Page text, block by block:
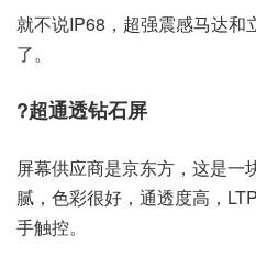
就不说IP68，超强震感马达和
了。
?超通透钻石屏
屏幕供应商是京东方，这是一
腻，色彩很好，通透度高，
手触控。